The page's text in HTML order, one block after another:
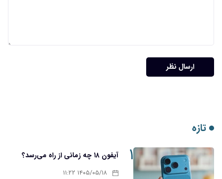
ارسال نظر
تازه
۱ آیفون ۱۸ چه زمانی از راه می‌رسد؟
۱۴۰۵/۰۵/۱۸ ۱۱:۲۲